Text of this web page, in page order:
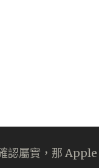
認屬實，那 Apple